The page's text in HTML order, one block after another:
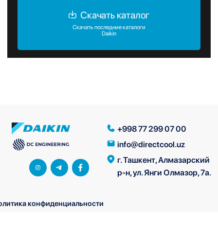
Скачать каталог
Скачать последние каталоги
Daikin
+998 77 299 07 00
info@directcool.uz
г. Ташкент, Алмазарский
р-н, ул. Янги Олмазор, 7а.
конфиденциальности